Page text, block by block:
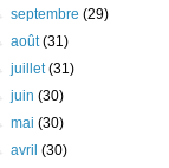
septembre(29)
août(31)
juillet(31)
juin(30)
mai(30)
avril(30)